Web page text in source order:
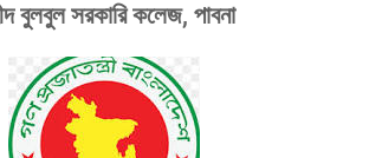
বুলবুল সরকারি কলেজ, পাবনা